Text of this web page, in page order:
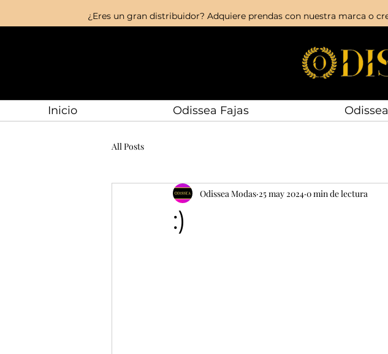
¿Eres un gran distribuidor? Adquiere prendas con nuestra marca o
Inicio Odissea Fajas
All Posts
:)
Odissea Modas 25 may 2024 0 min de lectura